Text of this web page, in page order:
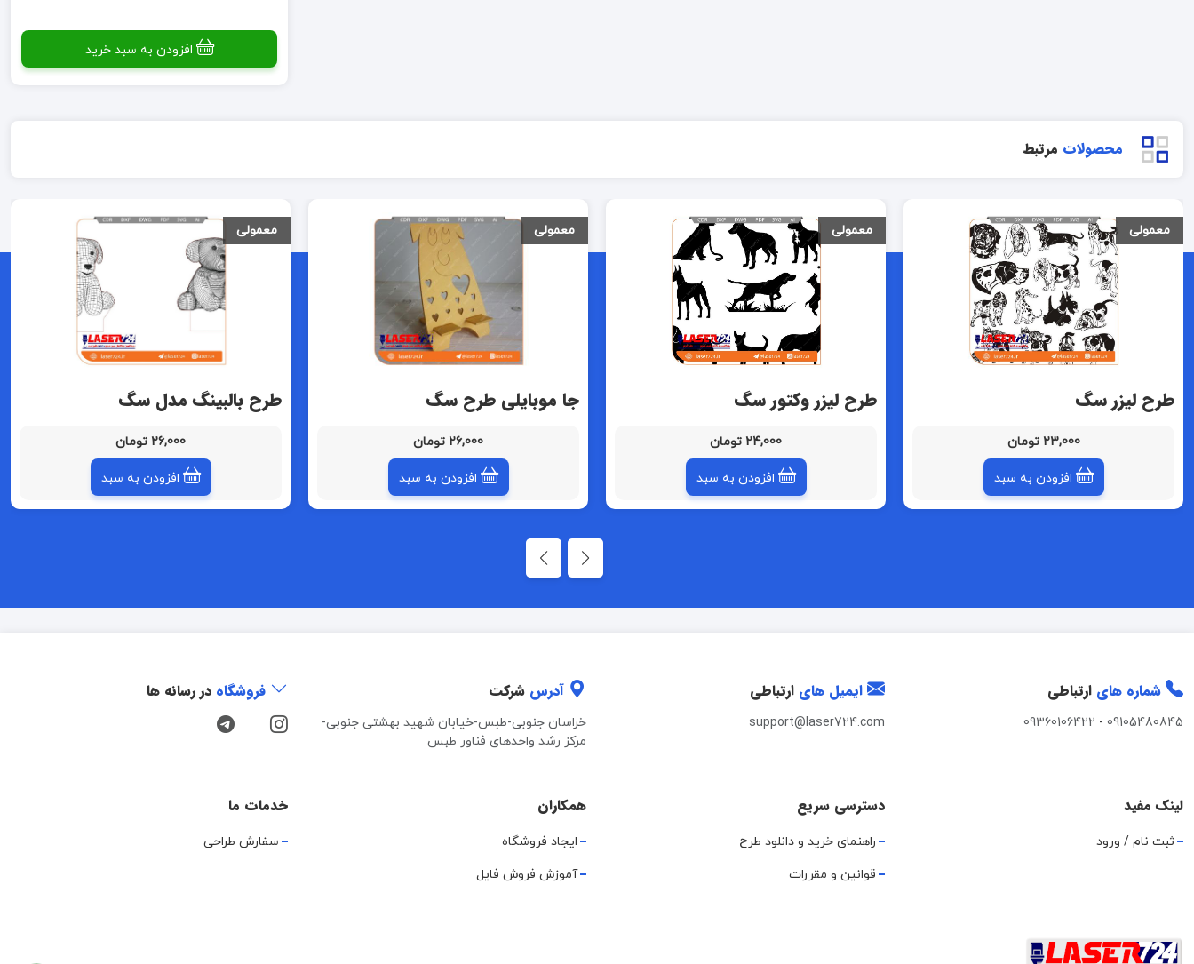
افزودن به سبد خرید
محصولات مرتبط
معمولی
طرح لیزر سگ
23,000 تومان
افزودن به سبد
معمولی
طرح لیزر وکتور سگ
24,000 تومان
افزودن به سبد
معمولی
جا موبایلی طرح سگ
26,000 تومان
افزودن به سبد
معمولی
طرح بالبینگ مدل سگ
26,000 تومان
افزودن به سبد
شماره های ارتباطی
09105480845
-
09360106422
ایمیل های ارتباطی
support@laser724.com
آدرس شرکت
خراسان جنوبی-طبس-خیابان شهید بهشتی جنوبی-
مرکز رشد واحدهای فناور طبس
فروشگاه در رسانه ها
لینک مفید
ثبت نام / ورود
دسترسی سریع
راهنمای خرید و دانلود طرح
قوانین و مقررات
همکاران
ایجاد فروشگاه
آموزش فروش فایل
خدمات ما
سفارش طراحی